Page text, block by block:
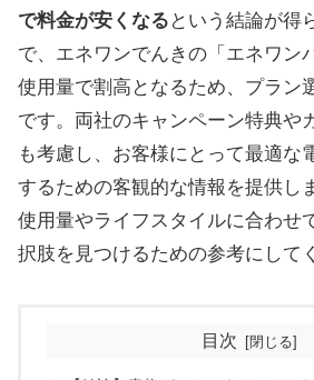
で料金が安くなる という結論が得
で、エネワンでんきの「エネワン
使用量で割高となるため、プラン
です。両社のキャンペーン特典や
も考慮し、お客様にとって最適な
するための客観的な情報を提供し
使用量やライフスタイルに合わせ
択肢を見つけるための参考にして
目次